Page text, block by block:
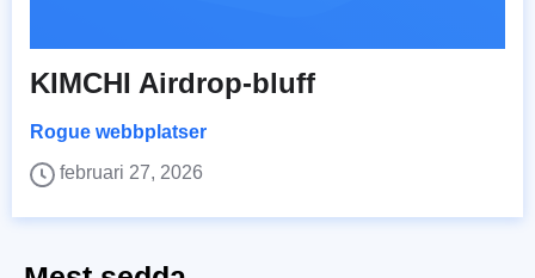
KIMCHI Airdrop-bluff
Rogue webbplatser
februari 27, 2026